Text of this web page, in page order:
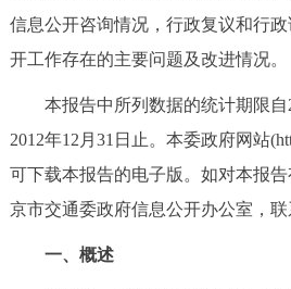
便民服务 利企服务
中介服务 阳光政务
信息公开咨询情况，行政复议和行
开工作存在的主要问题及改进情况。
本报告中所列数据的统计期限自
2012年12月31日止。本委政府网站
可下载本报告的电子版。如对本报
京市交通委政府信息公开办公室，联
一、概述